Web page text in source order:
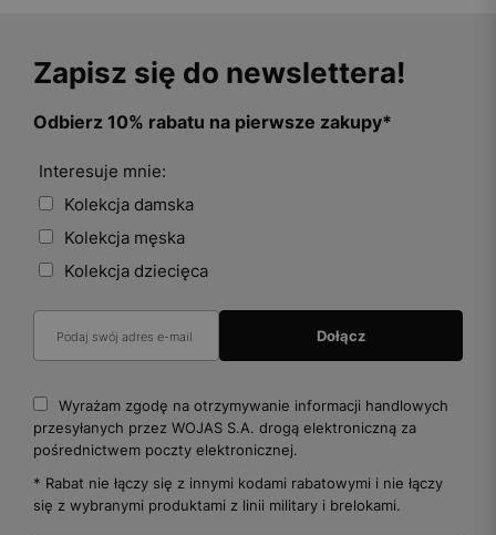
Zapisz się do newslettera!
Odbierz 10% rabatu na pierwsze zakupy*
Interesuje mnie:
Kolekcja damska
Kolekcja męska
Kolekcja dziecięca
Wyrażam zgodę na otrzymywanie informacji handlowych
przesyłanych przez WOJAS S.A. drogą elektroniczną za
pośrednictwem poczty elektronicznej.
* Rabat nie łączy się z innymi kodami rabatowymi i nie łączy
się z wybranymi produktami z linii military i brelokami.